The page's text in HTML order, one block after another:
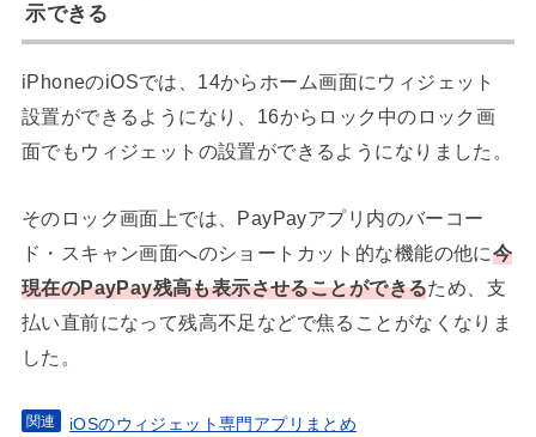
示できる
iPhoneのiOSでは、14からホーム画面にウィジェット
設置ができるようになり、16からロック中のロック画
面でもウィジェットの設置ができるようになりました。
そのロック画面上では、PayPayアプリ内のバーコー
ド・スキャン画面へのショートカット的な機能の他に今
現在のPayPay残高も表示させることができるため、支
払い直前になって残高不足などで焦ることがなくなりま
した。
iOSのウィジェット専門アプリまとめ